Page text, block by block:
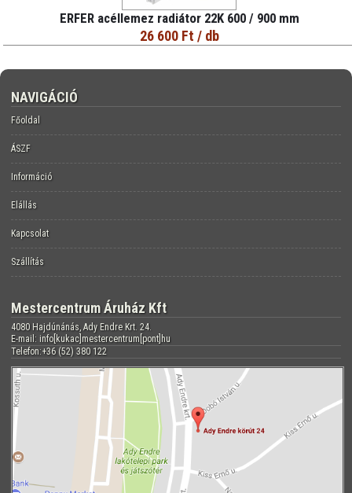
ERFER acéllemez radiátor 22K 600 / 900 mm
26 600 Ft / db
NAVIGÁCIÓ
Főoldal
ÁSZF
Információ
Elállás
Kapcsolat
Szállítás
Mestercentrum Áruház Kft
4080 Hajdúnánás, Ady Endre Krt. 24.
E-mail: info[kukac]mestercentrum[pont]hu
Telefon:+36 (52) 380 122